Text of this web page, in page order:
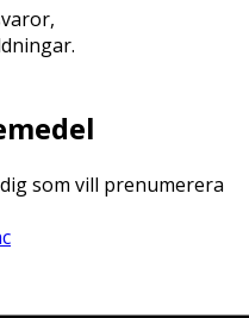
som vill prenumerera